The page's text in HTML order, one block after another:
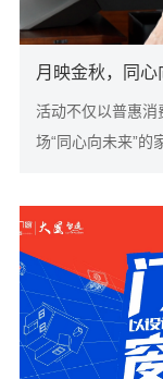
活动不仅以普惠消
场“同心向未来”的
长伍四兵先生，探
后的信念与力量。